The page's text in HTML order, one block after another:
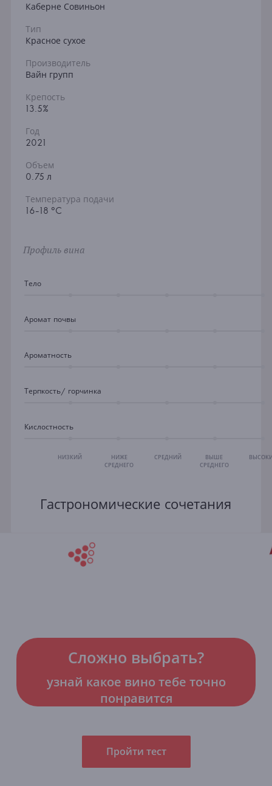
Каберне Совиньон
Тип
Красное сухое
Производитель
Вайн групп
Крепость
13.5%
Год
2021
Объем
0.75 л
Температура подачи
16-18 °C
Профиль вина
Тело
Аромат почвы
Ароматность
Терпкость/ горчинка
Кислостность
НИЗКИЙ
НИЖЕ
СРЕДНЕГО
СРЕДНИЙ
ВЫШЕ
СРЕДНЕГО
Гастрономические сочетания
Сложно выбрать?
узнай какое вино тебе точно
понравится
Пройти тест